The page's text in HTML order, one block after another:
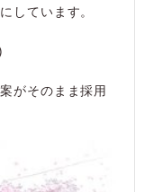
しています。
がそのまま採用